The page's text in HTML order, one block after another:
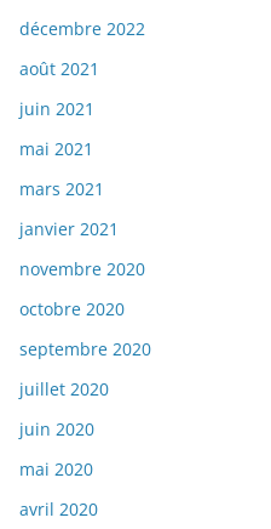
décembre 2022
août 2021
juin 2021
mai 2021
mars 2021
janvier 2021
novembre 2020
octobre 2020
septembre 2020
juillet 2020
juin 2020
mai 2020
avril 2020